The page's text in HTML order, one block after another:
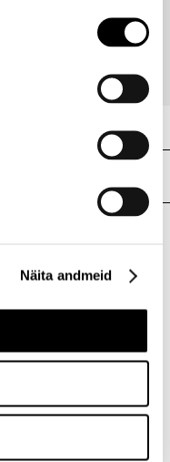
Näita andmeid